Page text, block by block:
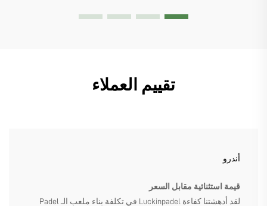
تقييم العملاء
أندرو
قيمة استثنائية مقابل السعر
لقد أدهشتنا كفاءة Luckinpadel في تكلفة بناء ملعب الـ Padel